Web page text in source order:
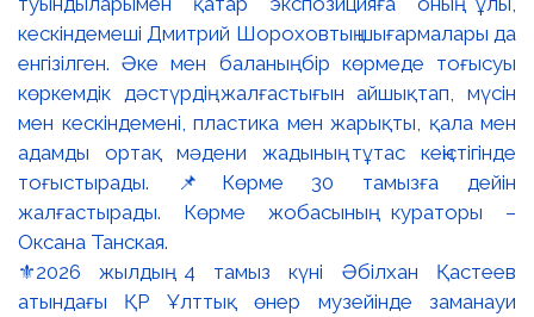
⚜️2026 жылдың 4 тамыз күні Әбілхан Қастеев
атындағы ҚР Ұлттық өнер музейінде заманауи